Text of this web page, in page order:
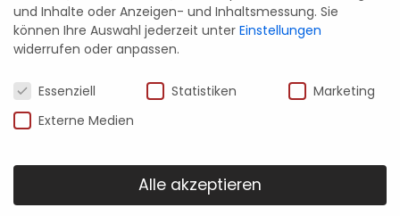
und Inhalte oder Anzeigen- und Inhaltsmessung. Sie
können Ihre Auswahl jederzeit unter Einstellungen
widerrufen oder anpassen.
Datenschutzeinstellungen
Essenziell Statistiken
Marketing
Externe Medien
Alle akzeptieren